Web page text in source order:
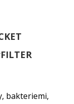
bakteriemi,